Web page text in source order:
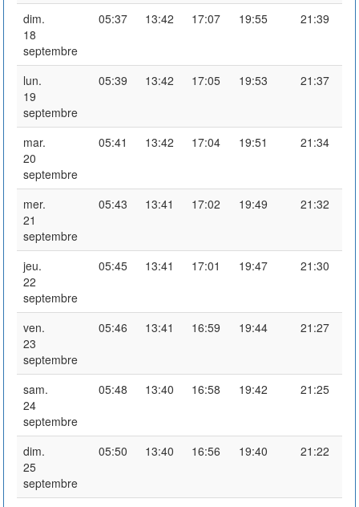
dim.
18
septembre
05:37 13:42 17:07 19:55 21:39
lun.
19
septembre
05:39 13:42 17:05 19:53 21:37
mar.
20
septembre
05:41 13:42 17:04 19:51 21:34
mer.
21
septembre
05:43 13:41 17:02 19:49 21:32
jeu.
22
septembre
05:45 13:41 17:01 19:47 21:30
ven.
23
septembre
05:46 13:41 16:59 19:44 21:27
sam.
24
septembre
05:48 13:40 16:58 19:42 21:25
dim.
25
septembre
05:50 13:40 16:56 19:40 21:22